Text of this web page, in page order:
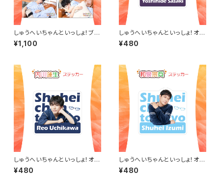
しゅうへいちゃんといっしょ！ブロ
マイドA（長江崚行）
¥1,100
しゅうへいちゃんといっしょ！オリ
ジナルステッカー（佐々木喜英）
¥480
しゅうへいちゃんといっしょ！オリ
ジナルステッカー（内川蓮生）
¥480
しゅうへいちゃんといっしょ！オリ
ジナルステッカー（和泉宗兵202
2冬）
¥480